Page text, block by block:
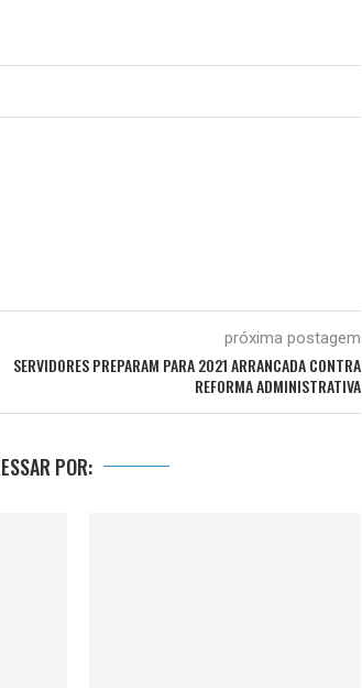
próxima postagem
SERVIDORES PREPARAM PARA 2021 ARRANCADA CONTRA
REFORMA ADMINISTRATIVA
POR: